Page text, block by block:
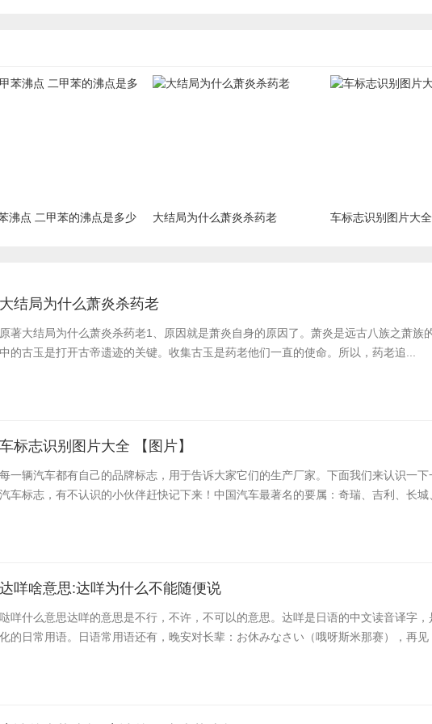
沸点 二甲苯的沸点是多少 大结局为什么萧炎杀药老 车标志识别图片大全
大结局为什么萧炎杀药老
原著大结局为什么萧炎杀药老​1、原因就是萧炎自身的原因了。萧炎是远古八族之萧族
中的古玉是打开古帝遗迹的关键。收集古玉是药老他们一直的使命。所以，药老追...
车标志识别图片大全 【图片】
每一辆汽车都有自己的品牌标志，用于告诉大家它们的生产厂家。下面我们来认识一下
汽车标志，有不认识的小伙伴赶快记下来！中国汽车最著名的要属：奇瑞、吉利、长城
达咩啥意思:达咩为什么不能随便说
哒咩什么意思达咩的意思是不行，不许，不可以的意思。达咩是日语的中文读音译字
化的日常用语。日语常用语还有，晚安对长辈：お休みなさい（哦呀斯米那赛），再见